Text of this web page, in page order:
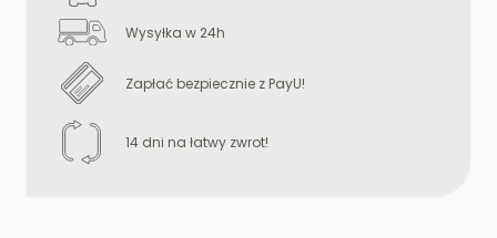
Wysyłka w 24h
Zapłać bezpiecznie z PayU!
14 dni na łatwy zwrot!